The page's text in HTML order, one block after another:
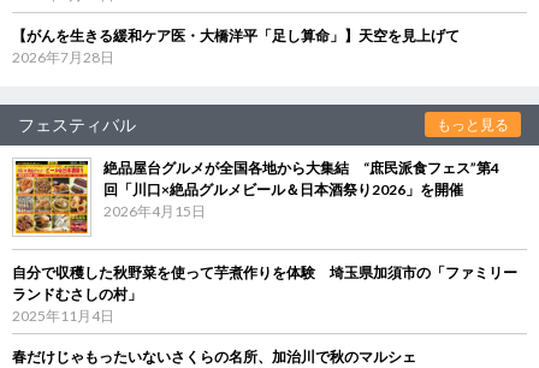
【がんを生きる緩和ケア医・大橋洋平「足し算命」】天空を見上げて
2026年7月28日
フェスティバル もっと見る
絶品屋台グルメが全国各地から大集結 “庶民派食フェス”第4
回「川口×絶品グルメビール＆日本酒祭り2026」を開催
2026年4月15日
自分で収穫した秋野菜を使って芋煮作りを体験 埼玉県加須市の「ファミリー
ランドむさしの村」
2025年11月4日
春だけじゃもったいないさくらの名所、加治川で秋のマルシェ